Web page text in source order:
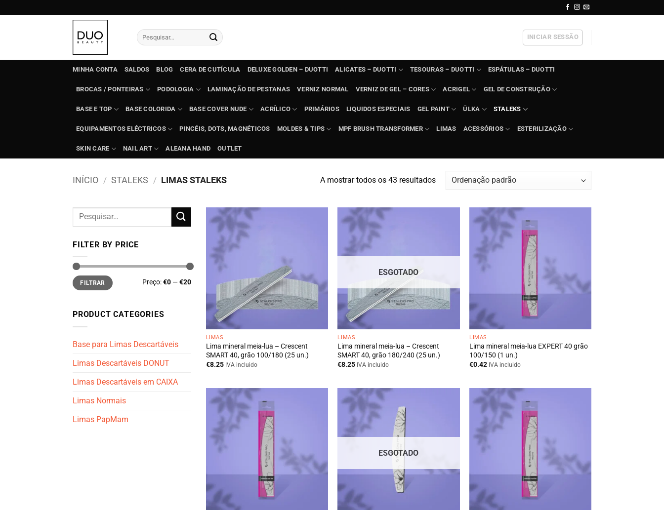
to
Pesquisar
por:
INICIAR SESSÃO
MINHA CONTA SALDOS BLOG CERA DE CUTÍCULA DELUXE GOLDEN – DUOTTI ALICATES – DUOTTI TESOURAS – DUOTTI ESPÁTULAS – DUOTTI
BROCAS / PONTEIRAS PODOLOGIA LAMINAÇÃO DE PESTANAS VERNIZ NORMAL VERNIZ DE GEL – CORES ACRIGEL GEL DE CONSTRUÇÃO
BASE E TOP BASE COLORIDA BASE COVER NUDE ACRÍLICO PRIMÁRIOS LIQUIDOS ESPECIAIS GEL PAINT ÜLKA STALEKS
EQUIPAMENTOS ELÉCTRICOS PINCÉIS, DOTS, MAGNÉTICOS MOLDES & TIPS MPF BRUSH TRANSFORMER LIMAS ACESSÓRIOS ESTERILIZAÇÃO
SKIN CARE NAIL ART ALEANA HAND OUTLET
INÍCIO / STALEKS / LIMAS STALEKS A mostrar todos os 43 resultados
Pesquisar
FILTER BY PRICE
Preço
mínimo
Preço
máximo
FILTRAR Preço:€0 —€20
PRODUCT CATEGORIES
Base para Limas Descartáveis
Limas Descartáveis DONUT
Limas Descartáveis em CAIXA
Limas Normais
Limas PapMam
LIMAS
Lima mineral meia-lua – Crescent
SMART 40, grão 100/180 (25 un.)
€8.25 IVA incluido
ESGOTADO
LIMAS
Lima mineral meia-lua – Crescent
SMART 40, grão 180/240 (25 un.)
€8.25 IVA incluido
LIMAS
Lima mineral meia-lua EXPERT 40 grão
100/150 (1 un.)
€0.42 IVA incluido
ESGOTADO